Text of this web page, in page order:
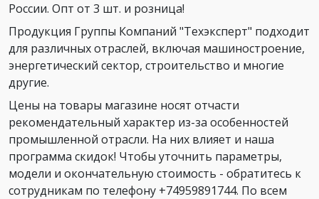
России. Опт от 3 шт. и розница!
Продукция Группы Компаний "Техэксперт" подходит
для различных отраслей, включая машиностроение,
энергетический сектор, строительство и многие
другие.
Цены на товары магазине носят отчасти
рекомендательный характер из-за особенностей
промышленной отрасли. На них влияет и наша
программа скидок! Чтобы уточнить параметры,
модели и окончательную стоимость - обратитесь к
сотрудникам по телефону +74959891744. По всем